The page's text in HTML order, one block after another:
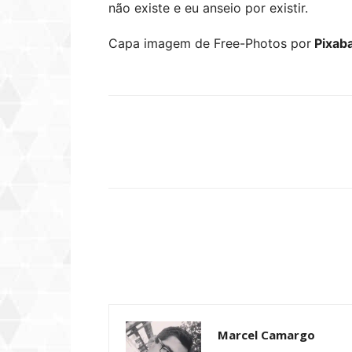
não existe e eu anseio por existir.
Capa imagem de Free-Photos por
Marcel Camargo